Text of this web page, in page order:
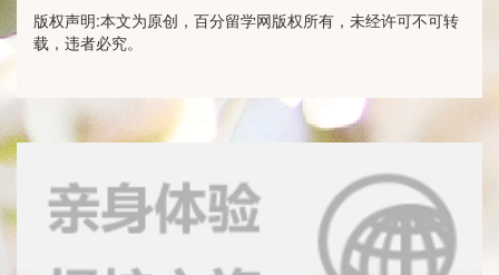
版权声明:本文为原创，百分留学网版权所有，未经许可不可转
载，违者必究。